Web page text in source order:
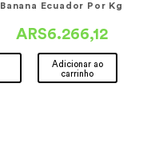
Banana Ecuador Por Kg
ARS6.266,12
Adicionar ao
carrinho